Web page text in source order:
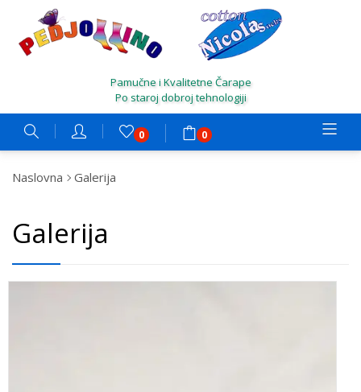
Pamučne i Kvalitetne Čarape
Po staroj dobroj tehnologiji
0 0
Naslovna Galerija
Galerija